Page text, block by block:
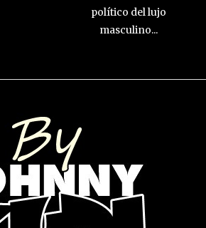
político del lujo
masculino...